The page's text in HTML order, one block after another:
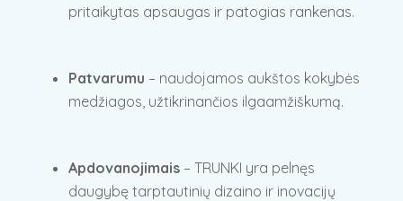
pritaikytas apsaugas ir patogias rankenas.
Patvarumu – naudojamos aukštos kokybės
medžiagos, užtikrinančios ilgaamžiškumą.
Apdovanojimais – TRUNKI yra pelnęs
daugybę tarptautinių dizaino ir inovacijų